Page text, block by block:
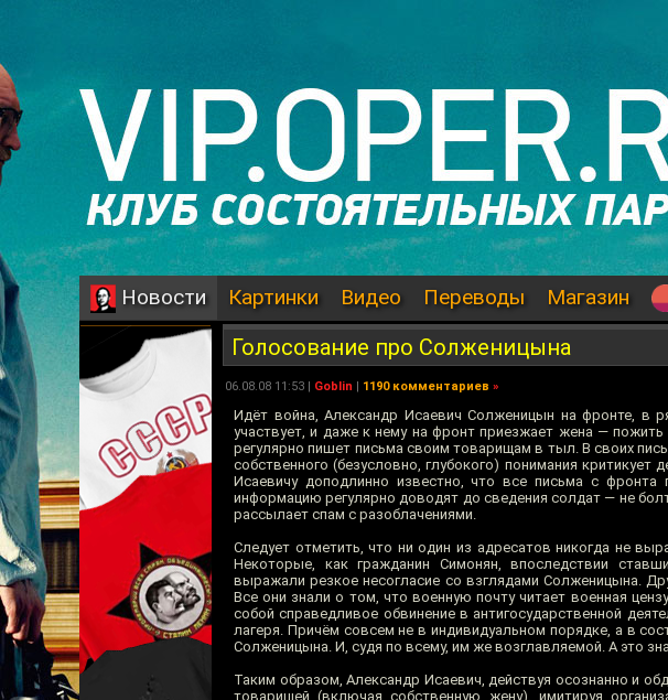
Новости Картинки Видео Переводы Магазин
Голосование про Солженицына
06.08.08 11:53 | Goblin | 1190 комментариев »
Идёт война, Александр Исаевич Солженицын на фронте, в
участвует, и даже к нему на фронт приезжает жена —
регулярно пишет письма своим товарищам в тыл. В своих
собственного (безусловно, глубокого) понимания
Исаевичу доподлинно известно, что все письма с
информацию регулярно доводят до сведения солдат — не
рассылает спам с разоблачениями.
Следует отметить, что ни один из адресатов никогда не
Некоторые, как гражданин Симонян, впоследствии
выражали резкое несогласие со взглядами Солженицына.
Все они знали о том, что военную почту читает военная
собой справедливое обвинение в антигосударственной
лагеря. Причём совсем не в индивидуальном порядке, а в
Солженицына. И, судя по всему, им же возглавляемой. А это
Таким образом, Александр Исаевич, действуя осознанно и
товарищей (включая собственную жену), имитируя